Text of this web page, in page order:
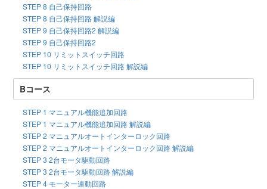
STEP 8 自己保持回路
STEP 8 自己保持回路 解説編
STEP 9 自己保持回路2 解説編
STEP 9 自己保持回路2
STEP 10 リミットスイッチ回路
STEP 10 リミットスイッチ回路 解説編
Bコース
STEP 1 マニュアル機能追加回路
STEP 1 マニュアル機能追加回路 解説編
STEP 2 マニュアルオートインターロック回路
STEP 2 マニュアルオートインターロック回路 解説編
STEP 3 2台モータ駆動回路
STEP 3 2台モータ駆動回路 解説編
STEP 4 モーター連動回路